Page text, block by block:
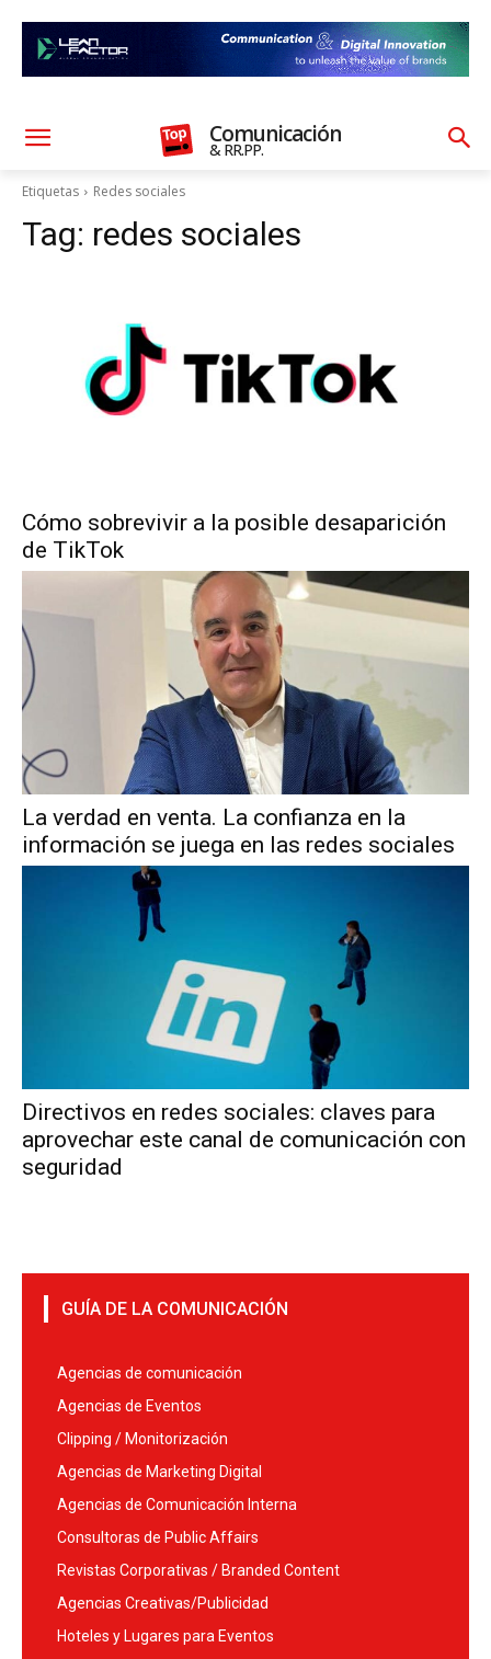
Comunicación
& RR.PP.
Etiquetas Redes sociales
Tag: redes sociales
Cómo sobrevivir a la posible desaparición
de TikTok
La verdad en venta. La confianza en la
información se juega en las redes sociales
Directivos en redes sociales: claves para
aprovechar este canal de comunicación con
seguridad
GUÍA DE LA COMUNICACIÓN
Agencias de comunicación
Agencias de Eventos
Clipping / Monitorización
Agencias de Marketing Digital
Agencias de Comunicación Interna
Consultoras de Public Affairs
Revistas Corporativas / Branded Content
Agencias Creativas/Publicidad
Hoteles y Lugares para Eventos